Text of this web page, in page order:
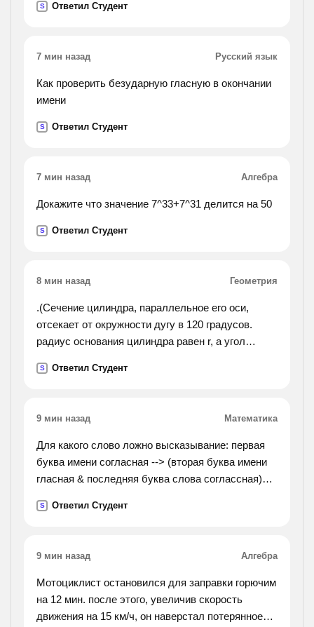
S Ответил Студент
7 мин назад Русский язык
Как проверить безударную гласную в окончании
имени
S Ответил Студент
7 мин назад Алгебра
Докажите что значение 7^33+7^31 делится на 50
S Ответил Студент
8 мин назад Геометрия
.(Сечение цилиндра, параллельное его оси,
отсекает от окружности дугу в 120 градусов.
радиус основания цилиндра равен r, а угол
равен 30 градусам. найдите объём цилиндра.).
S Ответил Студент
9 мин назад Математика
Для какого слово ложно высказывание: первая
буква имени согласная --> (вторая буква имени
гласная & последняя буква слова соглассная)?
4)парад
S Ответил Студент
9 мин назад Алгебра
Мотоциклист остановился для заправки горючим
на 12 мин. после этого, увеличив скорость
движения на 15 км/ч, он наверстал потерянное